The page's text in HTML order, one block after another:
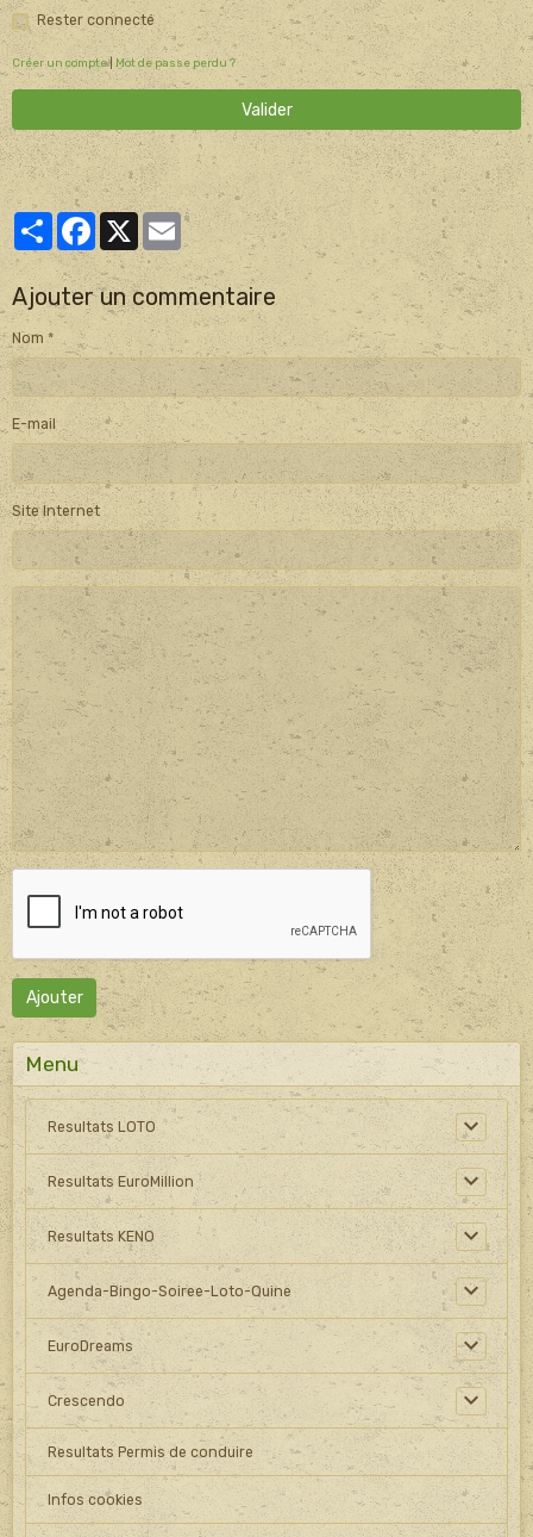
Rester connecté
Créer un compte| Mot de passe perdu ?
Valider
PartagerFacebook Email
Ajouter un commentaire
Nom
E-mail
Site Internet
Ajouter
Menu
Resultats LOTO
Resultats EuroMillion
Resultats KENO
Agenda-Bingo-Soiree-Loto-Quine
EuroDreams
Crescendo
Resultats Permis de conduire
Infos cookies